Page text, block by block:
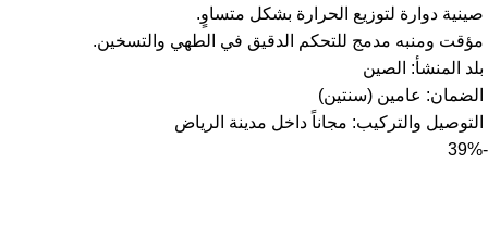
صينية دوارة لتوزيع الحرارة بشكل متساوٍ.
مؤقت ومنبه مدمج للتحكم الدقيق في الطهي والتسخين.
بلد المنشأ: الصين
الضمان: عامين (سنتين)
التوصيل والتركيب: مجاناً داخل مدينة الرياض
-39%